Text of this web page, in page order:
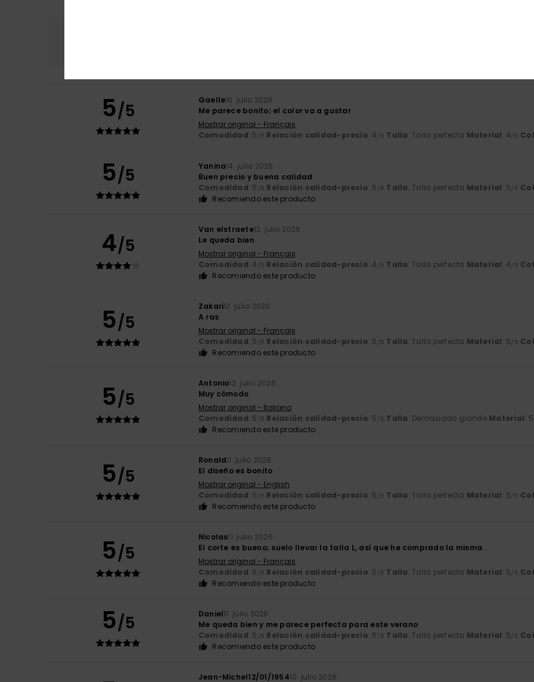
5/5 Gaelle16. julio 2026
Me parece bonito; el color va a gustar
Mostrar original - Français
Comodidad: 5 /5 Relación calidad-precio: 4 /5 Talla: Talla perfecta Material: 4/5
5/5 Yanina14. julio 2026
Buen precio y buena calidad
Comodidad: 5 /5 Relación calidad-precio: 5 /5 Talla: Talla perfecta Material: 5/5
Recomiendo este producto
4/5
Van elstraete13. julio 2026
Le queda bien
Mostrar original - Français
Comodidad: 4 /5 Relación calidad-precio: 4 /5 Talla: Talla perfecta Material: 4/5
Recomiendo este producto
5/5
Zakari12. julio 2026
A ras
Mostrar original - Français
Comodidad: 5 /5 Relación calidad-precio: 5 /5 Talla: Talla perfecta Material: 5/5
Recomiendo este producto
5/5
Antonio12. julio 2026
Muy cómodo
Mostrar original - Italiano
Comodidad: 5 /5 Relación calidad-precio: 5 /5 Talla: Demasiado grande Material: 5
Recomiendo este producto
5/5
Ronald11. julio 2026
El diseño es bonito
Mostrar original - English
Comodidad: 5 /5 Relación calidad-precio: 5 /5 Talla: Talla perfecta Material: 5/5
Recomiendo este producto
5/5
Nicolas11. julio 2026
El corte es bueno; suelo llevar la talla L, así que he comprado la misma.
Mostrar original - Français
Comodidad: 5 /5 Relación calidad-precio: 5 /5 Talla: Talla perfecta Material: 5/5
Recomiendo este producto
5/5 Daniel11. julio 2026
Me queda bien y me parece perfecta para este verano
Comodidad: 5 /5 Relación calidad-precio: 5 /5 Talla: Talla perfecta Material: 5/5
Recomiendo este producto
Jean-Michel12/01/195410. julio 2026